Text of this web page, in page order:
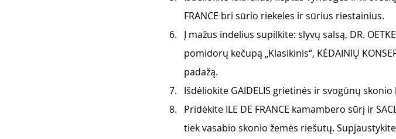
FRANCE bri sūrio riekeles ir sūrius riestainius.
Į mažus indelius supilkite: slyvų salsą, DR.
pomidorų kečupą „Klasikinis“, KĖDAINIŲ
padažą.
Išdėliokite GAIDELIS grietinės ir svogūnų skonio
Pridėkite ILE DE FRANCE kamambero sūrį ir
tiek vasabio skonio žemės riešutų.